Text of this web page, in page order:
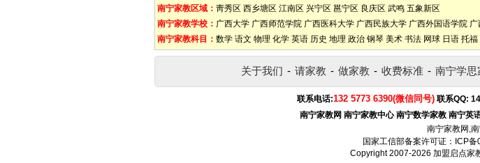
南宁家教区域： 靑秀区 西乡塘区 江南区 兴宁区 邕宁区 良庆区 武鸣 五象新区
南宁家教学校： 广西大学 广西师范学院 广西医科大学 广西民族大学 广西外国语学院 广
南宁家教科目： 数学 语文 物理 化学 英语 历史 地理 政治 钢琴 美术 书法 网球 日语 托福
关于我们 - 请家教 - 做家教 - 收费标准 - 南宁学思
联系电话:132 5773 6390(微信同号) 联系QQ:
南宁家教网 南宁家教中心 南宁数学家教 南宁英
南宁家教网,
国家工信部备案许可证： ICP
Copyright 2007-2026 加盟启点家